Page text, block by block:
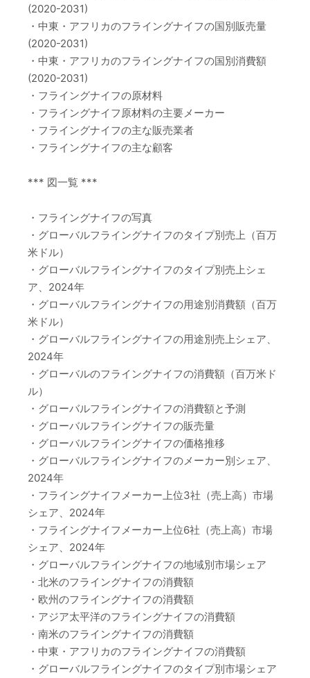
(2020-2031)
・中東・アフリカのフライングナイフの国別販売量
(2020-2031)
・中東・アフリカのフライングナイフの国別消費額
(2020-2031)
・フライングナイフの原材料
・フライングナイフ原材料の主要メーカー
・フライングナイフの主な販売業者
・フライングナイフの主な顧客
*** 図一覧 ***
・フライングナイフの写真
・グローバルフライングナイフのタイプ別売上（百万
米ドル）
・グローバルフライングナイフのタイプ別売上シェ
ア、2024年
・グローバルフライングナイフの用途別消費額（百万
米ドル）
・グローバルフライングナイフの用途別売上シェア、
2024年
・グローバルのフライングナイフの消費額（百万米ド
ル）
・グローバルフライングナイフの消費額と予測
・グローバルフライングナイフの販売量
・グローバルフライングナイフの価格推移
・グローバルフライングナイフのメーカー別シェア、
2024年
・フライングナイフメーカー上位3社（売上高）市場
シェア、2024年
・フライングナイフメーカー上位6社（売上高）市場
シェア、2024年
・グローバルフライングナイフの地域別市場シェア
・北米のフライングナイフの消費額
・欧州のフライングナイフの消費額
・アジア太平洋のフライングナイフの消費額
・南米のフライングナイフの消費額
・中東・アフリカのフライングナイフの消費額
・グローバルフライングナイフのタイプ別市場シェア